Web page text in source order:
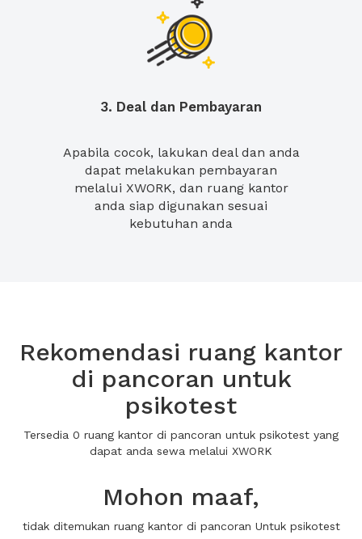
3. Deal dan Pembayaran
Apabila cocok, lakukan deal dan anda
dapat melakukan pembayaran
melalui XWORK, dan ruang kantor
anda siap digunakan sesuai
kebutuhan anda
Rekomendasi ruang kantor
di pancoran untuk
psikotest
Tersedia 0 ruang kantor di pancoran untuk psikotest yang
dapat anda sewa melalui XWORK
Mohon maaf,
tidak ditemukan ruang kantor di pancoran Untuk psikotest